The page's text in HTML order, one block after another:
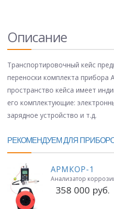
Описание
Транспортировочный кейс
переноски комплекта
пространство кейса имеет
его комплектующие:
зарядное устройство и т.д.
РЕКОМЕНДУЕМ ДЛЯ
АРМКОР-1
Анализатор
358 000 руб.